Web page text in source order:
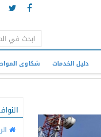
دليل الخدمات شكاوى